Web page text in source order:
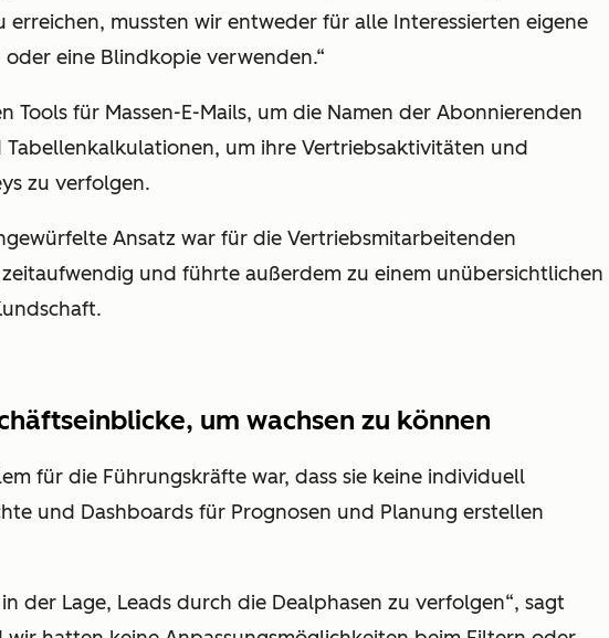
erreichen, mussten wir entweder für alle Interessierten eigene
oder eine Blindkopie verwenden.“
Tools für Massen-E-Mails, um die Namen der Abonnierenden
Tabellenkalkulationen, um ihre Vertriebsaktivitäten und
zu verfolgen.
Ansatz war für die Vertriebsmitarbeitenden
und führte außerdem zu einem unübersichtlichen
um wachsen zu können
für die Führungskräfte war, dass sie keine individuell
und Dashboards für Prognosen und Planung erstellen
der Lage, Leads durch die Dealphasen zu verfolgen“, sagt